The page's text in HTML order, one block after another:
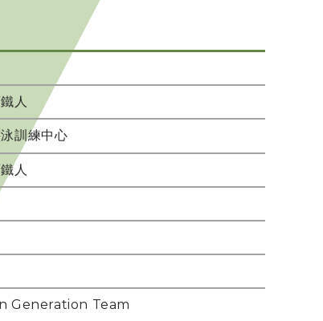
人
訓練中心
人
Generation Team